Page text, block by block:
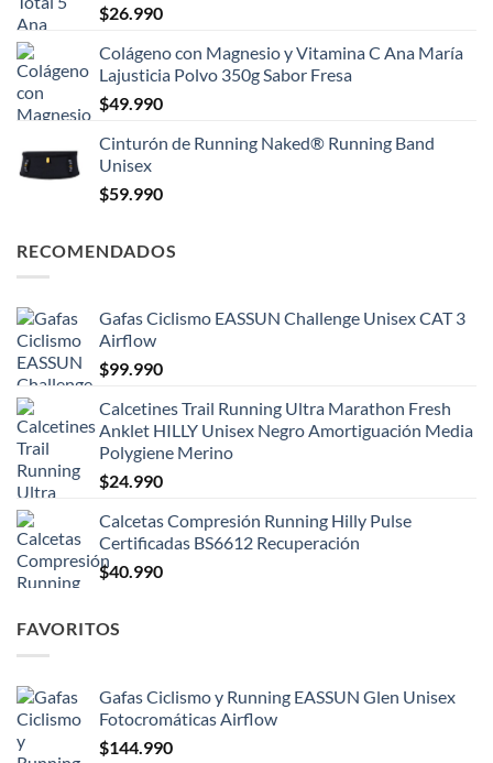
$26.990
Colágeno con Magnesio y Vitamina C Ana María
Lajusticia Polvo 350g Sabor Fresa
$49.990
Cinturón de Running Naked® Running Band
Unisex
$59.990
RECOMENDADOS
Gafas Ciclismo EASSUN Challenge Unisex CAT 3
Airflow
$99.990
Calcetines Trail Running Ultra Marathon Fresh
Anklet HILLY Unisex Negro Amortiguación Media
Polygiene Merino
$24.990
Calcetas Compresión Running Hilly Pulse
Certificadas BS6612 Recuperación
$40.990
FAVORITOS
Gafas Ciclismo y Running EASSUN Glen Unisex
Fotocromáticas Airflow
$144.990